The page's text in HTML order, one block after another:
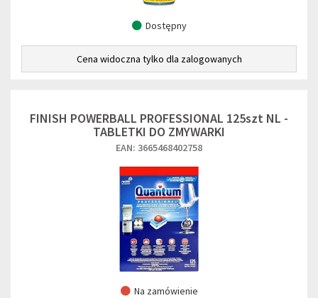
Dostępny
Cena widoczna tylko dla zalogowanych
FINISH POWERBALL PROFESSIONAL 125szt NL -
TABLETKI DO ZMYWARKI
EAN: 3665468402758
Na zamówienie